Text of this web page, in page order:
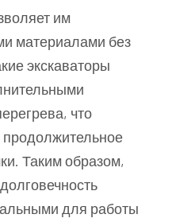
им
материалами без
экскаваторы
что
продолжительное
Таким образом,
для работы